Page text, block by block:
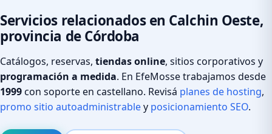
Servicios relacionados en Calchin Oeste,
provincia de Córdoba
Catálogos, reservas, tiendas online, sitios corporativos y
programación a medida. En EfeMosse trabajamos desde
1999con soporte en castellano. Revisá planes de hosting,
promo sitio autoadministrabley posicionamiento SEO.